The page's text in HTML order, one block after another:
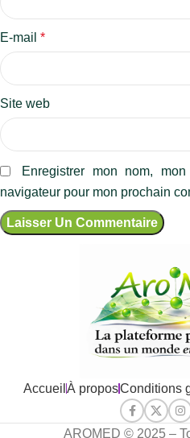
E-mail *
Site web
Enregistrer mon nom,
navigateur pour mon prochain
Accueil À proposConditions
AROMED © 2025 –